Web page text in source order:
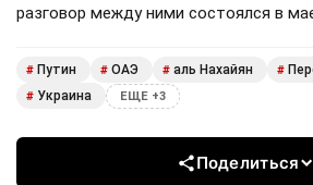
разговор между ними состоялся в
# Путин # ОАЭ # аль Нахайян #
# Украина ЕЩЕ +3
Поделиться